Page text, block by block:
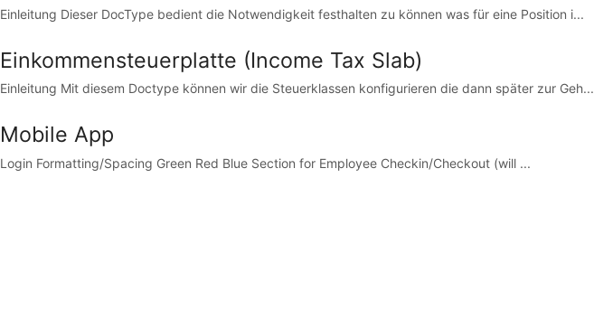
Einleitung Dieser DocType bedient die Notwendigkeit festhalten zu können was für eine Position i...
Einkommensteuerplatte (Income Tax Slab)
Einleitung Mit diesem Doctype können wir die Steuerklassen konfigurieren die dann später zur Geh...
Mobile App
Login Formatting/Spacing Green Red Blue Section for Employee Checkin/Checkout (will ...